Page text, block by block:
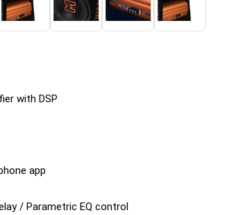
with DSP
app
/ Parametric EQ control